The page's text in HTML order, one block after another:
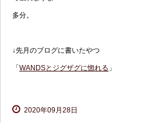
多分。
↓先月のブログに書いたやつ
「 WANDSとジグザグに惚れる 」
2020年09月28日